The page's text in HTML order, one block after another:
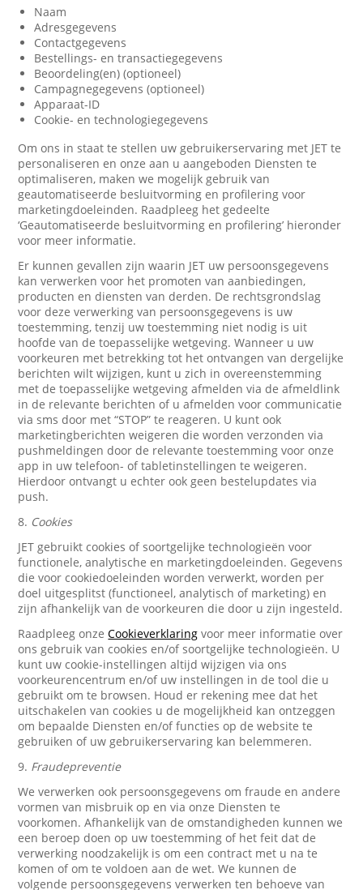
Naam
Adresgegevens
Contactgegevens
Bestellings- en transactiegegevens
Beoordeling(en) (optioneel)
Campagnegegevens (optioneel)
Apparaat-ID
Cookie- en technologiegegevens
Om ons in staat te stellen uw gebruikerservaring met JET te
personaliseren en onze aan u aangeboden Diensten te
optimaliseren, maken we mogelijk gebruik van
geautomatiseerde besluitvorming en profilering voor
marketingdoeleinden. Raadpleeg het gedeelte
‘Geautomatiseerde besluitvorming en profilering’ hieronder
voor meer informatie.
Er kunnen gevallen zijn waarin JET uw persoonsgegevens
kan verwerken voor het promoten van aanbiedingen,
producten en diensten van derden. De rechtsgrondslag
voor deze verwerking van persoonsgegevens is uw
toestemming, tenzij uw toestemming niet nodig is uit
hoofde van de toepasselijke wetgeving. Wanneer u uw
voorkeuren met betrekking tot het ontvangen van dergelijke
berichten wilt wijzigen, kunt u zich in overeenstemming
met de toepasselijke wetgeving afmelden via de afmeldlink
in de relevante berichten of u afmelden voor communicatie
via sms door met “STOP” te reageren. U kunt ook
marketingberichten weigeren die worden verzonden via
pushmeldingen door de relevante toestemming voor onze
app in uw telefoon- of tabletinstellingen te weigeren.
Hierdoor ontvangt u echter ook geen bestelupdates via
push.
8. Cookies
JET gebruikt cookies of soortgelijke technologieën voor
functionele, analytische en marketingdoeleinden. Gegevens
die voor cookiedoeleinden worden verwerkt, worden per
doel uitgesplitst (functioneel, analytisch of marketing) en
zijn afhankelijk van de voorkeuren die door u zijn ingesteld.
Raadpleeg onzeCookieverklaring voor meer informatie over
ons gebruik van cookies en/of soortgelijke technologieën. U
kunt uw cookie-instellingen altijd wijzigen via ons
voorkeurencentrum en/of uw instellingen in de tool die u
gebruikt om te browsen. Houd er rekening mee dat het
uitschakelen van cookies u de mogelijkheid kan ontzeggen
om bepaalde Diensten en/of functies op de website te
gebruiken of uw gebruikerservaring kan belemmeren.
9. Fraudepreventie
We verwerken ook persoonsgegevens om fraude en andere
vormen van misbruik op en via onze Diensten te
voorkomen. Afhankelijk van de omstandigheden kunnen we
een beroep doen op uw toestemming of het feit dat de
verwerking noodzakelijk is om een contract met u na te
komen of om te voldoen aan de wet. We kunnen de
volgende persoonsgegevens verwerken ten behoeve van